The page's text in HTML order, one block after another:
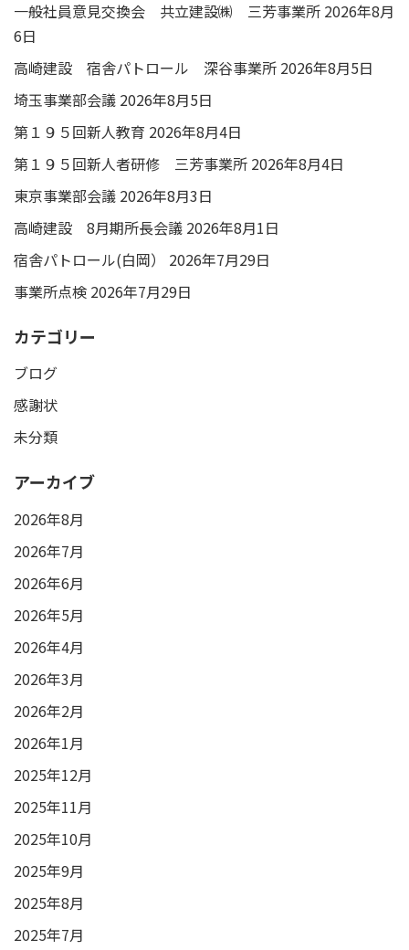
一般社員意見交換会 共立建設㈱ 三芳事業所 2026年8月
6日
高崎建設 宿舎パトロール 深谷事業所 2026年8月5日
埼玉事業部会議 2026年8月5日
第１９５回新人教育 2026年8月4日
第１９５回新人者研修 三芳事業所 2026年8月4日
東京事業部会議 2026年8月3日
高崎建設 8月期所長会議 2026年8月1日
宿舎パトロール(白岡）
2026年7月29日
事業所点検 2026年7月29日
カテゴリー
ブログ
感謝状
未分類
アーカイブ
2026年8月
2026年7月
2026年6月
2026年5月
2026年4月
2026年3月
2026年2月
2026年1月
2025年12月
2025年11月
2025年10月
2025年9月
2025年8月
2025年7月